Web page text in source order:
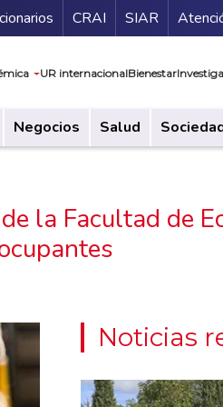
Guía de
CRAI SIAR
UR internacionalBienestar
Negocios Salud
la Facultad de
Noticias